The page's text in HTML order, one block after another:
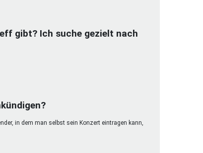
gibt? Ich suche gezielt nach
in dem man selbst sein Konzert eintragen kann,